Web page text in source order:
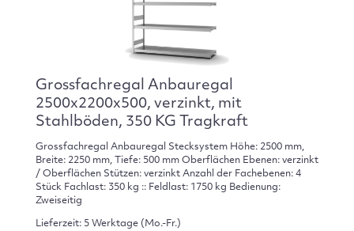
Grossfachregal Anbauregal
2500x2200x500, verzinkt, mit
Stahlböden, 350 KG Tragkraft
Grossfachregal Anbauregal Stecksystem Höhe: 2500 mm,
Breite: 2250 mm, Tiefe: 500 mm Oberflächen Ebenen: verzinkt
/ Oberflächen Stützen: verzinkt Anzahl der Fachebenen: 4
Stück Fachlast: 350 kg :: Feldlast: 1750 kg Bedienung:
Zweiseitig
Lieferzeit: 5 Werktage (Mo.-Fr.)